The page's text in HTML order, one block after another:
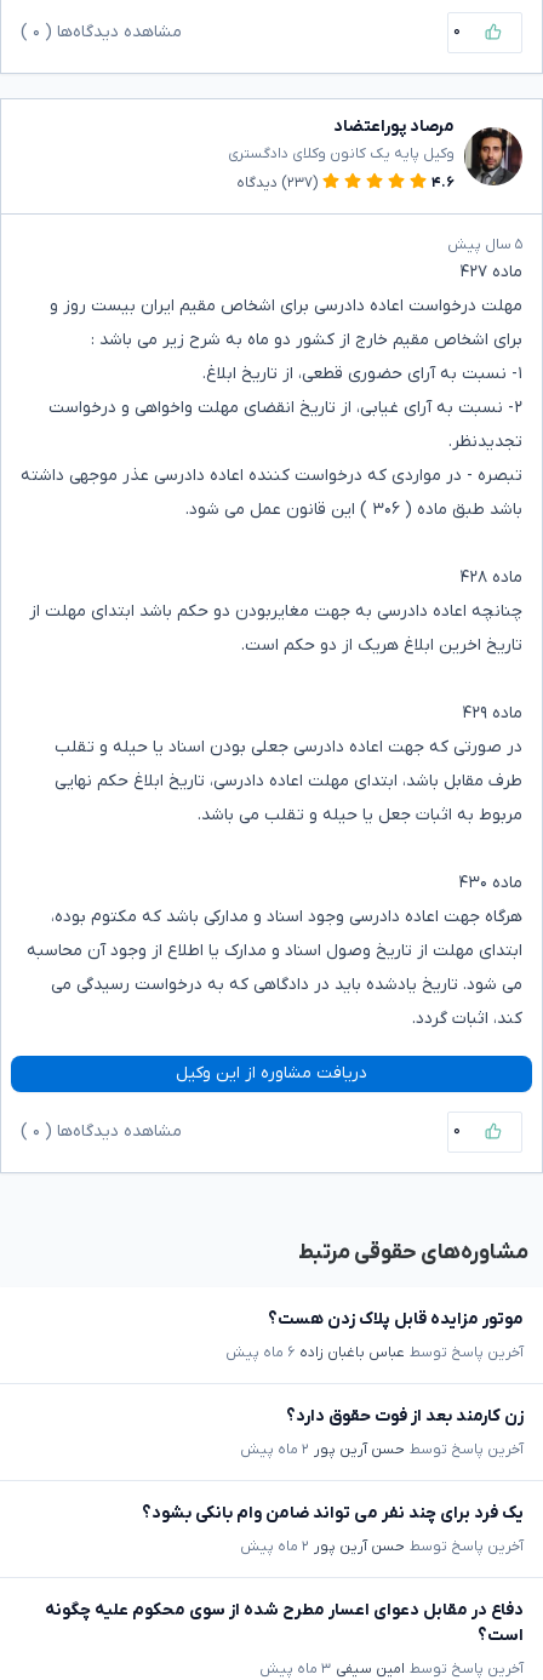
۰ مشاهده دیدگاه‌ها ( ۰
مرصاد پوراعتضاد
وکیل پایه یک کانون وکلای دادگستری
۴.۶
(۲۳۷) دیدگاه
۵ سال پیش
ماده ۴۲۷
مهلت درخواست اعاده دادرسی برای اشخاص مقیم ایران بیست روز و
برای اشخاص مقیم خارج از کشور دو ماه به شرح زیر می باشد :
۱- نسبت به آرای حضوری قطعی، از تاریخ ابلاغ.
۲- نسبت به آرای غیابی، از تاریخ انقضای مهلت واخواهی و درخواست
تجدیدنظر.
تبصره - در مواردی که درخواست کننده اعاده دادرسی عذر موجهی داشته
باشد طبق ماده ( ۳۰۶ ) این قانون عمل می شود.
ماده ۴۲۸
چنانچه اعاده دادرسی به جهت مغایربودن دو حکم باشد ابتدای مهلت از
تاریخ اخرین ابلاغ هریک از دو حکم است.
ماده ۴۲۹
در صورتی که جهت اعاده دادرسی جعلی بودن اسناد یا حیله و تقلب
طرف مقابل باشد، ابتدای مهلت اعاده دادرسی، تاریخ ابلاغ حکم نهایی
مربوط به اثبات جعل یا حیله و تقلب می باشد.
ماده ۴۳۰
هرگاه جهت اعاده دادرسی وجود اسناد و مدارکی باشد که مکتوم بوده،
ابتدای مهلت از تاریخ وصول اسناد و مدارک یا اطلاع از وجود آن محاسبه
می شود. تاریخ یادشده باید در دادگاهی که به درخواست رسیدگی می
کند، اثبات گردد.
دریافت مشاوره از این وکیل
۰ مشاهده دیدگاه‌ها ( ۰
مشاوره‌های حقوقی مرتبط
موتور مزایده قابل پلاک زدن هست؟
آخرین پاسخ توسط عباس باغبان زاده ۶ ماه پیش
زن کارمند بعد از فوت حقوق دارد؟
آخرین پاسخ توسط حسن آرین پور ۲ ماه پیش
یک فرد برای چند نفر می تواند ضامن وام بانکی بشود؟
آخرین پاسخ توسط حسن آرین پور ۲ ماه پیش
دفاع در مقابل دعوای اعسار مطرح شده از سوی محکوم علیه چگونه
است؟
آخرین پاسخ توسط امین سیفی ۳ ماه پیش